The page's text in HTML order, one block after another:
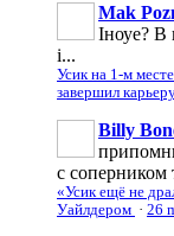
Mak
Іноуе? В
і...
Усик на 1-м
завершил
Billy
с соперником
«Усик ещё не
Уайлдером · 26